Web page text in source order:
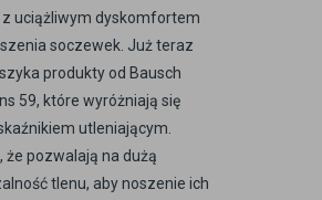
uciążliwym dyskomfortem
soczewek. Już teraz
produkty od Bausch
59, które wyróżniają się
utleniającym.
że pozwalają na dużą
tlenu, aby noszenie ich